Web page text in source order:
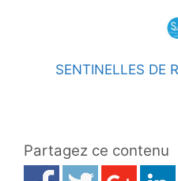
SENTINELLES DE
Partagez ce contenu